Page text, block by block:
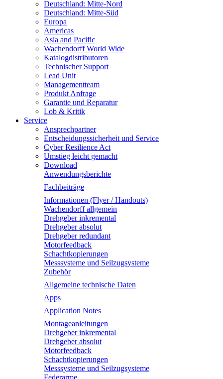
Deutschland: Mitte-Nord
Deutschland: Mitte-Süd
Europa
Americas
Asia and Pacific
Wachendorff World Wide
Katalogdistributoren
Technischer Support
Lead Unit
Managementteam
Produkt Anfrage
Garantie und Reparatur
Lob & Kritik
Service
Ansprechpartner
Entscheidungssicherheit und Service
Cyber Resilience Act
Umstieg leicht gemacht
Download
Anwendungsberichte
Fachbeiträge
Informationen (Flyer / Handouts)
Wachendorff allgemein
Drehgeber inkremental
Drehgeber absolut
Drehgeber redundant
Motorfeedback
Schachtkopierungen
Messsysteme und Seilzugsysteme
Zubehör
Allgemeine technische Daten
Apps
Application Notes
Montageanleitungen
Drehgeber inkremental
Drehgeber absolut
Motorfeedback
Schachtkopierungen
Messsysteme und Seilzugsysteme
Federarme